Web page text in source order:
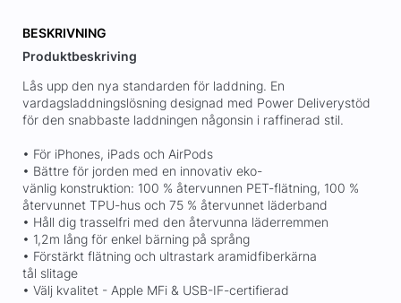
BESKRIVNING
Produktbeskriving
Lås upp den nya standarden för laddning. En
vardagsladdningslösning designad med Power Deliverystöd
för den snabbaste laddningen någonsin i raffinerad stil.
• För iPhones, iPads och AirPods
• Bättre för jorden med en innovativ eko-
vänlig konstruktion: 100 % återvunnen PET-flätning, 100 %
återvunnet TPU-hus och 75 % återvunnet läderband
• Håll dig trasselfri med den återvunna läderremmen
• 1,2m lång för enkel bärning på språng
• Förstärkt flätning och ultrastark aramidfiberkärna
tål slitage
• Välj kvalitet - Apple MFi & USB-IF-certifierad